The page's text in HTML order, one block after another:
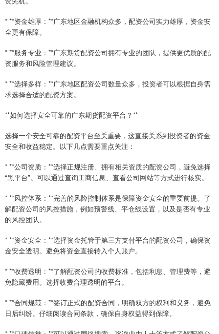
* **资金雄厚：**广东地区金融机构众多，配资公司实力雄厚，资金安
全更有保障。
* **服务专业：**广东期货配资公司拥有专业的团队，提供更优质的配
资服务和风险管理建议。
* **选择多样：**广东地区配资公司数量众多，投资者可以根据自身需
求选择合适的配资方案。
**如何选择安全可靠的广东期货配资平台？**
选择一个安全可靠的配资平台至关重要，这直接关系到投资者的资金
安全和收益稳定。以下几点需要重点关注：
* **公司资质：**选择正规注册、拥有相关资质的配资公司，避免选择
“黑平台”。可以通过查询工商信息、查看公司网站等方式进行核实。
* **风控体系：**完善的风险控制体系是保障资金安全的重要前提。了
解配资公司的风控措施，例如预警线、平仓线设置，以及是否有专业
的风控团队。
* **资金安全：**选择资金托管于第三方支付平台的配资公司，确保资
金安全透明。避免将资金直接转入个人账户。
* **收费透明：**了解配资公司的收费标准，包括利息、管理费等，避
免隐藏费用。选择收费合理透明的平台。
* **合同规范：**签订正式的配资合同，明确双方的权利和义务，避免
日后纠纷。仔细阅读合同条款，确保自身权益得到保障。